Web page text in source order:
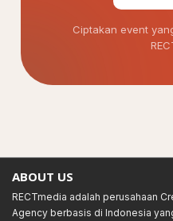
Ciptakan event
ABOUT US
RECTmedia adalah perusahaan
Agency berbasis di Indonesia